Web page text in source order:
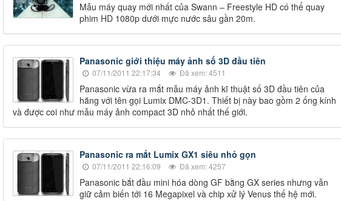
Mẫu máy quay mới nhất của Swann – Freestyle HD có thể quay
phim HD 1080p dưới mực nước sâu gần 20m.
Panasonic giới thiệu máy ảnh số 3D đầu tiên
07/11/2011 22:17:34 Đã xem: 4511
Panasonic vừa ra mắt mẫu máy ảnh kĩ thuật số 3D đầu tiên của
hãng với tên gọi Lumix DMC-3D1. Thiết bị này bao gồm 2 ống kính
và được coi như mẫu máy ảnh compact 3D nhỏ nhất thế giới.
Panasonic ra mắt Lumix GX1 siêu nhỏ gọn
07/11/2011 22:16:09 Đã xem: 4257
Panasonic bắt đầu mini hóa dòng GF bằng GX series nhưng vẫn
giữ cảm biến tới 16 Megapixel và chip xử lý Venus thế hệ mới.